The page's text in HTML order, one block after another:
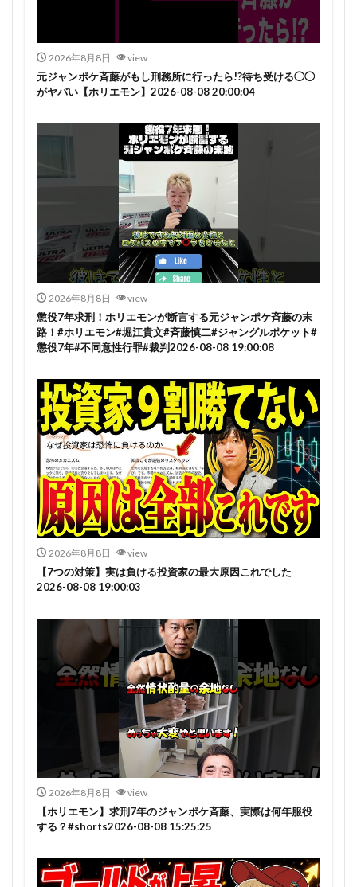
2026年8月8日 view
元ジャンポケ斉藤がもし刑務所に行ったら!?待ち受ける◯◯
がヤバい【ホリエモン】2026-08-08 20:00:04
2026年8月8日 view
懲役7年求刑！ホリエモンが断言する元ジャンポケ斉藤の末
路！#ホリエモン#堀江貴文#斉藤慎二#ジャングルポケット#
懲役7年#不同意性行罪#裁判2026-08-08 19:00:08
2026年8月8日 view
【7つの対策】実は負ける投資家の最大原因これでした
2026-08-08 19:00:03
2026年8月8日 view
【ホリエモン】求刑7年のジャンポケ斉藤、実際は何年服役
する？#shorts2026-08-08 15:25:25